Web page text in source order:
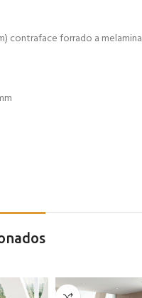
contraface forrado a melamina